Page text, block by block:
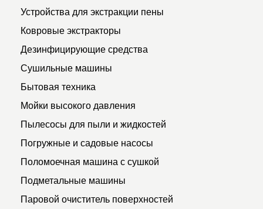
Устройства для экстракции пены
Ковровые экстракторы
Дезинфицирующие средства
Сушильные машины
Бытовая техника
Мойки высокого давления
Пылесосы для пыли и жидкостей
Погружные и садовые насосы
Поломоечная машина с сушкой
Подметальные машины
Паровой очиститель поверхностей